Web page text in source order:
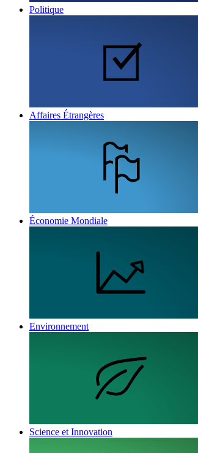
Politique
Affaires Étrangères
Économie Mondiale
Environnement
Science et Innovation